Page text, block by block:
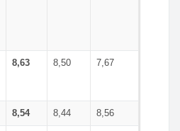
8,63 8,50 7,67
8,54 8,44 8,56